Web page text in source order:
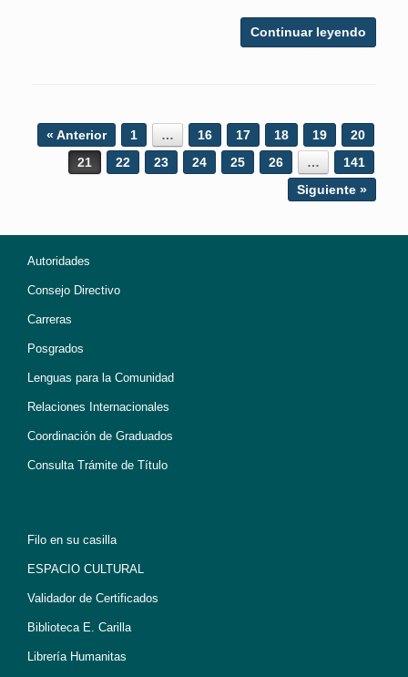
Continuar leyendo
Post navigation
« Anterior 1 … 16 17 18 19
20
21
22 23 24 25 26 …
141
Siguiente »
Autoridades
Consejo Directivo
Carreras
Posgrados
Lenguas para la Comunidad
Relaciones Internacionales
Coordinación de Graduados
Consulta Trámite de Título
Filo en su casilla
ESPACIO CULTURAL
Validador de Certificados
Biblioteca E. Carilla
Librería Humanitas